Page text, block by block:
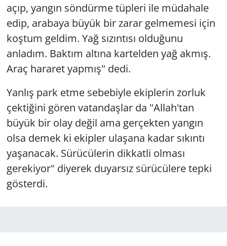
açıp, yangın söndürme tüpleri ile müdahale
edip, arabaya büyük bir zarar gelmemesi için
koştum geldim. Yağ sızıntısı olduğunu
anladım. Baktım altına kartelden yağ akmış.
Araç hararet yapmış" dedi.
Yanlış park etme sebebiyle ekiplerin zorluk
çektiğini gören vatandaşlar da "Allah'tan
büyük bir olay değil ama gerçekten yangın
olsa demek ki ekipler ulaşana kadar sıkıntı
yaşanacak. Sürücülerin dikkatli olması
gerekiyor" diyerek duyarsız sürücülere tepki
gösterdi.